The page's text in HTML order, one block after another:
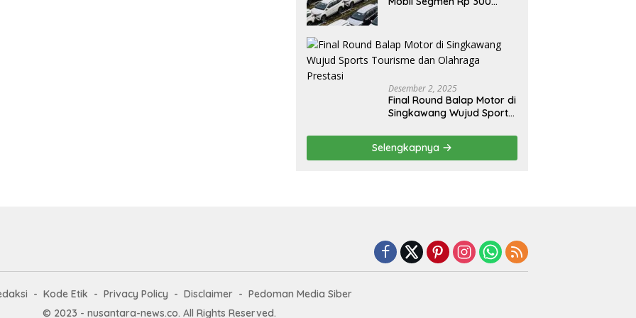
Desember 2, 2025
Final Round Balap Motor di
Singkawang Wujud Sports
Prestasi
Selengkapnya
Kode Etik Privacy Policy Disclaimer
Pedoman Media Siber
© 2023 - nusantara-news.co. All Rights Reserved.